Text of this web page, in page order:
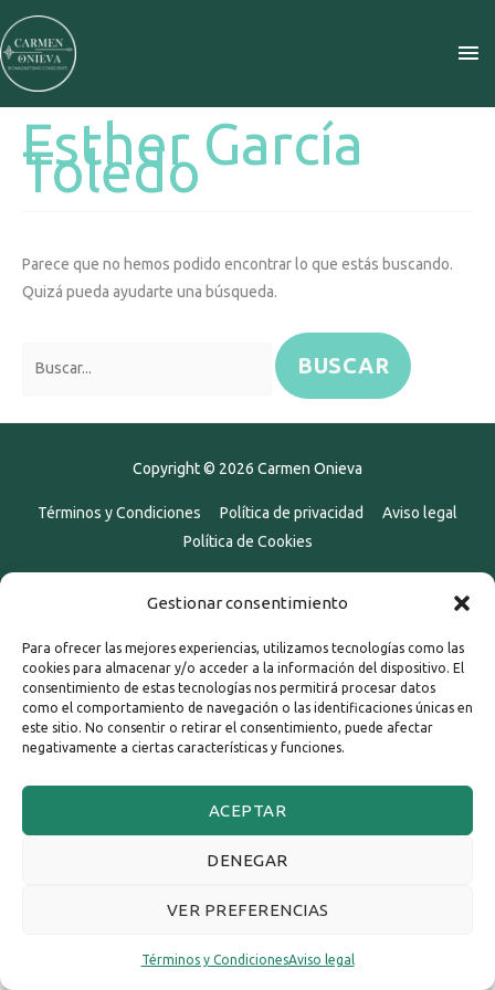
Gestionar consentimiento
Para ofrecer las mejores experiencias, utilizamos tecnologías como las
cookies para almacenar y/o acceder a la información del dispositivo. El
consentimiento de estas tecnologías nos permitirá procesar datos
como el comportamiento de navegación o las identificaciones únicas en
este sitio. No consentir o retirar el consentimiento, puede afectar
negativamente a ciertas características y funciones.
ACEPTAR
DENEGAR
VER PREFERENCIAS
Términos y CondicionesAviso legal
al
contenido
Esther García
Toledo
Parece que no hemos podido encontrar lo que estás buscando.
Quizá pueda ayudarte una búsqueda.
Buscar
por:
Copyright © 2026 Carmen Onieva
Términos y Condiciones Política de privacidad
Aviso legal
Política de Cookies